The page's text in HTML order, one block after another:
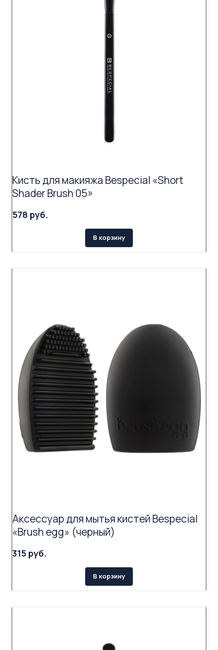
Кисть для макияжа Bespecial «Short
Shader Brush 05»
578 руб.
В корзину
Аксессуар для мытья кистей Bespecial
«Brush egg» (черный)
315 руб.
В корзину